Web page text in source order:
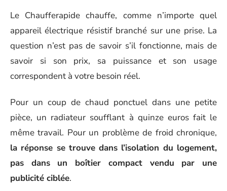
Le Chaufferapide chauffe, comme n’importe quel
appareil électrique résistif branché sur une prise. La
question n’est pas de savoir s’il fonctionne, mais de
savoir si son prix, sa puissance et son usage
correspondent à votre besoin réel.
Pour un coup de chaud ponctuel dans une petite
pièce, un radiateur soufflant à quinze euros fait le
même travail. Pour un problème de froid chronique,
la réponse se trouve dans l’isolation du logement,
pas dans un boîtier compact vendu par une
publicité ciblée.